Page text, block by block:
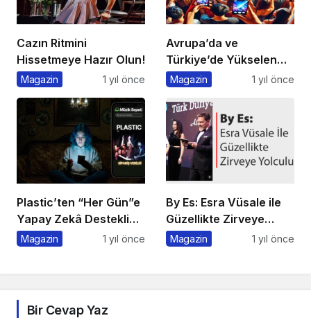
Cazın Ritmini
Hissetmeye Hazır Olun!
Magazin 1 yıl önce
Avrupa’da ve
Türkiye’de Yükselen
Trend: Telefonsuz
Magazin 1 yıl önce
Plastic’ten “Her Gün”e
Yapay Zekâ Destekli
Müzik Videosu
Magazin 1 yıl önce
By Es: Esra Vüsale ile
Güzellikte Zirveye
Yolculuk
Magazin 1 yıl önce
Bir Cevap Yaz